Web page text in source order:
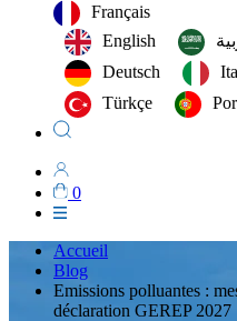
Français
English
Deutsch
Türkçe
0
Accueil
Blog
Emissions polluantes :
déclaration GEREP 2027